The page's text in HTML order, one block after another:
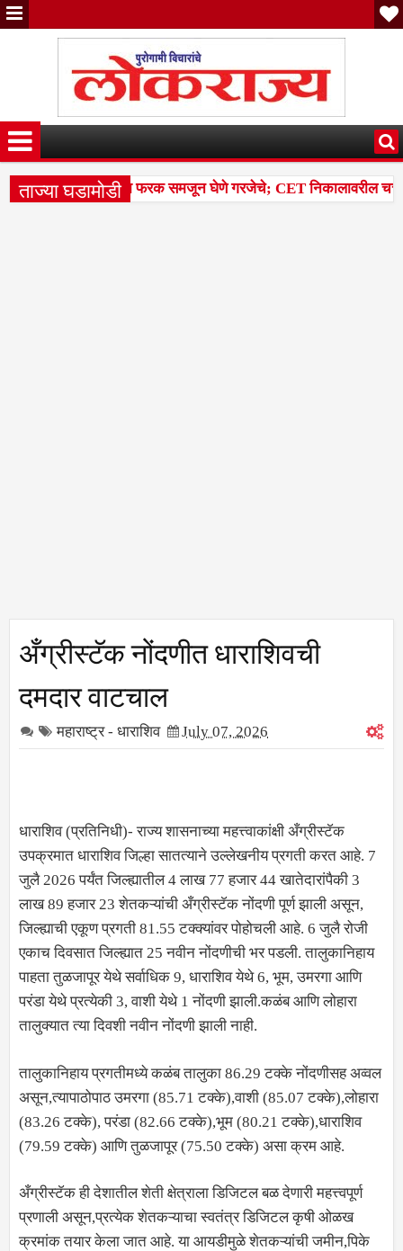
ताज्या घडामोडी
आणि पर्सेंटाइलचा फरक समजून घेणे गरजेचे; CET निकालावरील चर्चेत
अँग्रीस्टॅक नोंदणीत धाराशिवची
दमदार वाटचाल
महाराष्ट्र - धाराशिव July 07, 2026
धाराशिव (प्रतिनिधी)- राज्य शासनाच्या महत्त्वाकांक्षी अँग्रीस्टॅक
उपक्रमात धाराशिव जिल्हा सातत्याने उल्लेखनीय प्रगती करत आहे. 7
जुलै 2026 पर्यंत जिल्ह्यातील 4 लाख 77 हजार 44 खातेदारांपैकी 3
लाख 89 हजार 23 शेतकऱ्यांची अँग्रीस्टॅक नोंदणी पूर्ण झाली असून,
जिल्ह्याची एकूण प्रगती 81.55 टक्क्यांवर पोहोचली आहे. 6 जुलै रोजी
एकाच दिवसात जिल्ह्यात 25 नवीन नोंदणीची भर पडली. तालुकानिहाय
पाहता तुळजापूर येथे सर्वाधिक 9, धाराशिव येथे 6, भूम, उमरगा आणि
परंडा येथे प्रत्येकी 3, वाशी येथे 1 नोंदणी झाली.कळंब आणि लोहारा
तालुक्यात त्या दिवशी नवीन नोंदणी झाली नाही.
तालुकानिहाय प्रगतीमध्ये कळंब तालुका 86.29 टक्के नोंदणीसह अव्वल
असून,त्यापाठोपाठ उमरगा (85.71 टक्के),वाशी (85.07 टक्के),लोहारा
(83.26 टक्के), परंडा (82.66 टक्के),भूम (80.21 टक्के),धाराशिव
(79.59 टक्के) आणि तुळजापूर (75.50 टक्के) असा क्रम आहे.
अँग्रीस्टॅक ही देशातील शेती क्षेत्राला डिजिटल बळ देणारी महत्त्वपूर्ण
प्रणाली असून,प्रत्येक शेतकऱ्याचा स्वतंत्र डिजिटल कृषी ओळख
क्रमांक तयार केला जात आहे. या आयडीमुळे शेतकऱ्यांची जमीन,पिके